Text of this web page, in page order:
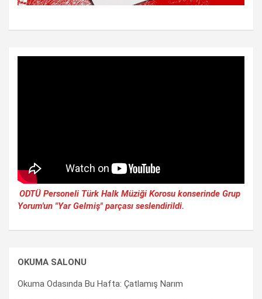
ODTÜ Personeli Türk Halk Müziği Korosu konserinde Grup
Yorum'un "Yar Gelmiş" parçası seslendirildi.
OKUMA SALONU
Okuma Odasında Bu Hafta: Çatlamış Narım